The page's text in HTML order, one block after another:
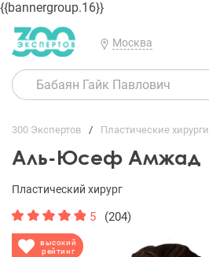
{{bannergroup.16}}
Москва
300 Экспертов Пластические хирурги
Аль-Юсеф Амжад
высокий
рейтинг
Пластический хирург
5 (204)
ГЛАВНАЯ ОТЗЫВЫ